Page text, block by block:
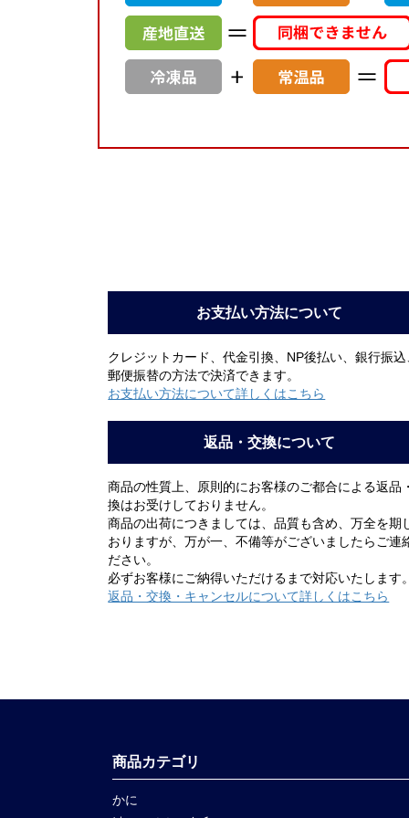
お支払い方法について
クレジットカード、代金引換、NP後払い、銀行振込
郵便振替の方法で決済できます。
お支払い方法について詳しくはこちら
返品・交換について
商品の性質上、原則的にお客様のご都合による返品
換はお受けしておりません。
商品の出荷につきましては、品質も含め、万全を期
おりますが、万が一、不備等がございましたらご連
ださい。
必ずお客様にご納得いただけるまで対応いたします
返品・交換・キャンセルについて詳しくはこちら
商品カテゴリ
かに